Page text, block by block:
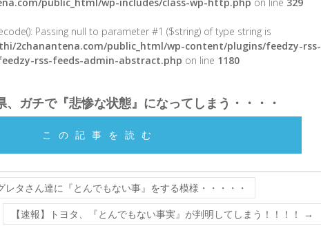
Passing null to parameter #1 ($string) of type string is
2chanantena.com/public_html/wp-content/plugins/feedzy-rss-
rss-feeds-admin-abstract.php on line 1180
、ガチで『悲惨な状態』になってしまう・・・・
この記事を読む
レタさん達に『とんでもない事』をする模様・・・・・
【速報】トヨタ、『とんでもない事実』が判明してしまう！！！！
→